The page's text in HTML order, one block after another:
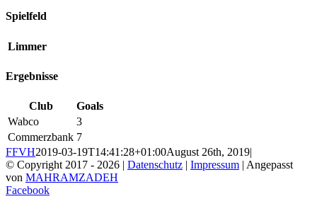
Spielfeld
Limmer
Ergebnisse
Club
Goals
Wabco
3
Commerzbank 7
FFVH2019-03-19T14:41:28+01:00August 26th, 2019|
© Copyright 2017 - 2026 | Datenschutz | Impressum | Angepasst
von MAHRAMZADEH
Facebook